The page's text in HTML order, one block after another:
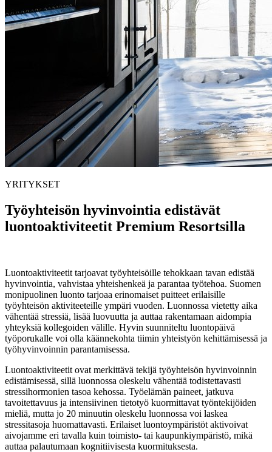
YRITYKSET
Työyhteisön hyvinvointia edistävät
luontoaktiviteetit Premium Resortsilla
Luontoaktiviteetit tarjoavat työyhteisöille tehokkaan tavan edistää
hyvinvointia, vahvistaa yhteishenkeä ja parantaa työtehoa. Suomen
monipuolinen luonto tarjoaa erinomaiset puitteet erilaisille
työyhteisön aktiviteeteille ympäri vuoden. Luonnossa vietetty aika
vähentää stressiä, lisää luovuutta ja auttaa rakentamaan aidompia
yhteyksiä kollegoiden välille. Hyvin suunniteltu luontopäivä
työporukalle voi olla käännekohta tiimin yhteistyön kehittämisessä ja
työhyvinvoinnin parantamisessa.
Luontoaktiviteetit ovat merkittävä tekijä työyhteisön hyvinvoinnin
edistämisessä, sillä luonnossa oleskelu vähentää todistettavasti
stressihormonien tasoa kehossa. Työelämän paineet, jatkuva
tavoitettavuus ja intensiivinen tietotyö kuormittavat työntekijöiden
mieliä, mutta jo 20 minuutin oleskelu luonnossa voi laskea
stressitasoja huomattavasti. Erilaiset luontoympäristöt aktivoivat
aivojamme eri tavalla kuin toimisto- tai kaupunkiympäristö, mikä
auttaa palautumaan kognitiivisesta kuormituksesta.